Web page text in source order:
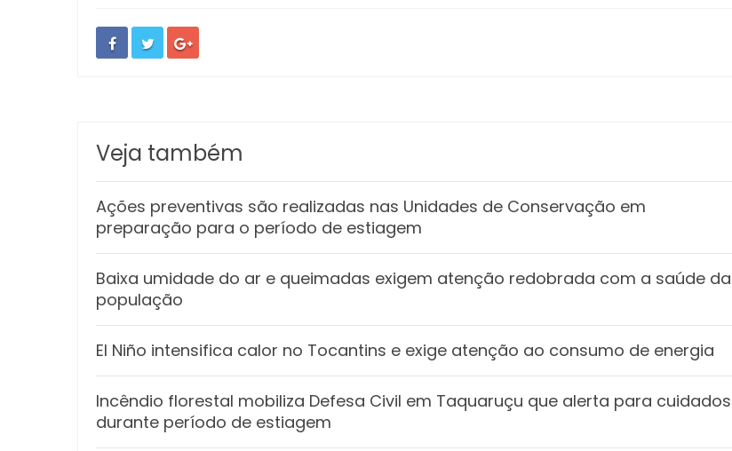
Veja também
Ações preventivas são realizadas nas Unidades de Conservação em
preparação para o período de estiagem
Baixa umidade do ar e queimadas exigem atenção redobrada com a saúde da
população
El Niño intensifica calor no Tocantins e exige atenção ao consumo de energia
Incêndio florestal mobiliza Defesa Civil em Taquaruçu que alerta para cuidados
durante período de estiagem